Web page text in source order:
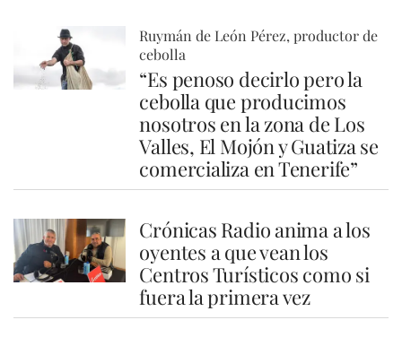
Ruymán de León Pérez, productor de
cebolla
“Es penoso decirlo pero la
cebolla que producimos
nosotros en la zona de Los
Valles, El Mojón y Guatiza se
comercializa en Tenerife”
Crónicas Radio anima a los
oyentes a que vean los
Centros Turísticos como si
fuera la primera vez